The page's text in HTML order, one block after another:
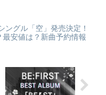
ングル「空」発売決定！
最安値は？新曲予約情報